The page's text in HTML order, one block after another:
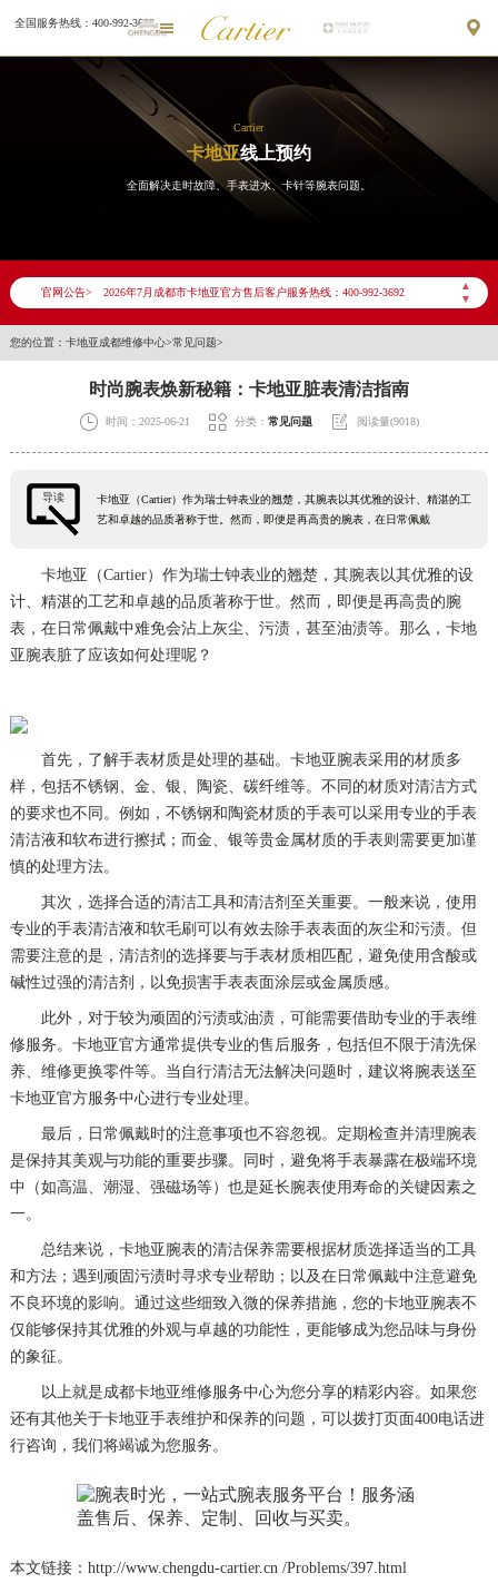
全国服务热线：400-992-3692 
Cartier
卡地亚线上预约
全面解决走时故障、手表进水、卡针等腕表问题。
官网公告>
▲
▼
2026年7月卡地亚成都市售后服务网络优化升级公告
2026年7月成都市卡地亚官方售后客户服务热线：400-992-3692
节假日正常营业！
您的位置： 卡地亚成都维修中心>常见问题>
时尚腕表焕新秘籍：卡地亚脏表清洁指南
 时间：2025-06-21  分类： 常见问题  阅读量(9018)
导读
卡地亚（Cartier）作为瑞士钟表业的翘楚，其腕表以其优雅的设计、精湛的工
艺和卓越的品质著称于世。然而，即便是再高贵的腕表，在日常佩戴
卡地亚（Cartier）作为瑞士钟表业的翘楚，其腕表以其优雅的设
计、精湛的工艺和卓越的品质著称于世。然而，即便是再高贵的腕
表，在日常佩戴中难免会沾上灰尘、污渍，甚至油渍等。那么，卡地
亚腕表脏了应该如何处理呢？
首先，了解手表材质是处理的基础。卡地亚腕表采用的材质多
样，包括不锈钢、金、银、陶瓷、碳纤维等。不同的材质对清洁方式
的要求也不同。例如，不锈钢和陶瓷材质的手表可以采用专业的手表
清洁液和软布进行擦拭；而金、银等贵金属材质的手表则需要更加谨
慎的处理方法。
其次，选择合适的清洁工具和清洁剂至关重要。一般来说，使用
专业的手表清洁液和软毛刷可以有效去除手表表面的灰尘和污渍。但
需要注意的是，清洁剂的选择要与手表材质相匹配，避免使用含酸或
碱性过强的清洁剂，以免损害手表表面涂层或金属质感。
此外，对于较为顽固的污渍或油渍，可能需要借助专业的手表维
修服务。卡地亚官方通常提供专业的售后服务，包括但不限于清洗保
养、维修更换零件等。当自行清洁无法解决问题时，建议将腕表送至
卡地亚官方服务中心进行专业处理。
最后，日常佩戴时的注意事项也不容忽视。定期检查并清理腕表
是保持其美观与功能的重要步骤。同时，避免将手表暴露在极端环境
中（如高温、潮湿、强磁场等）也是延长腕表使用寿命的关键因素之
一。
总结来说，卡地亚腕表的清洁保养需要根据材质选择适当的工具
和方法；遇到顽固污渍时寻求专业帮助；以及在日常佩戴中注意避免
不良环境的影响。通过这些细致入微的保养措施，您的卡地亚腕表不
仅能够保持其优雅的外观与卓越的功能性，更能够成为您品味与身份
的象征。
以上就是成都卡地亚维修服务中心为您分享的精彩内容。如果您
还有其他关于卡地亚手表维护和保养的问题，可以拨打页面400电话进
行咨询，我们将竭诚为您服务。
本文链接：http://www.chengdu-cartier.cn /Problems/397.html